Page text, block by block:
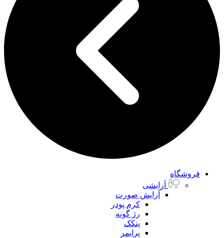
فروشگاه
آرایشی
آرایش صورت
کرم پودر
رژ گونه
پنکک
پرایمر